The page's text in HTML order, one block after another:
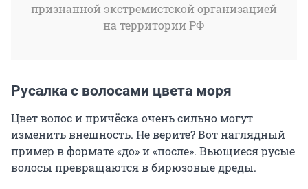
признанной экстремистской организацией
на территории РФ
Русалка с волосами цвета моря
Цвет волос и причёска очень сильно могут
изменить внешность. Не верите? Вот наглядный
пример в формате «до» и «после». Вьющиеся русые
волосы превращаются в бирюзовые дреды.